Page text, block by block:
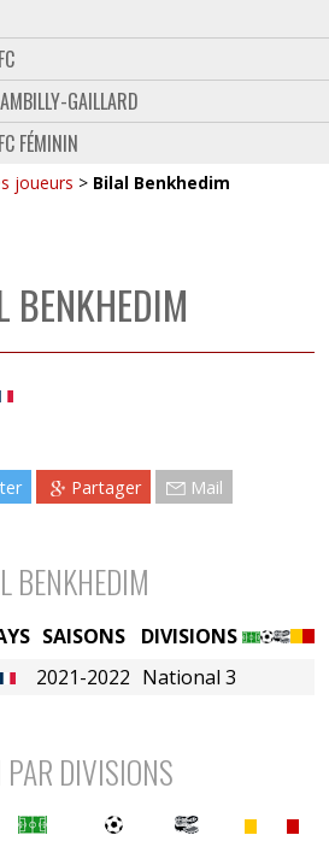
GAILLARD
FÉMININ
joueurs > Bilal Benkhedim
BENKHEDIM
Partager Mail
BENKHEDIM
SAISONS
DIVISIONS
2021-2022 National 3
DIVISIONS